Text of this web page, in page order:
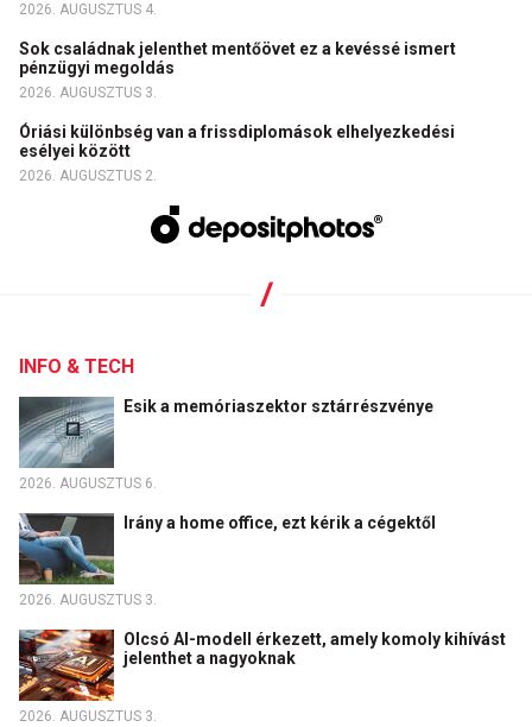
2026. AUGUSZTUS 4.
Sok családnak jelenthet mentőövet ez a kevéssé ismert
pénzügyi megoldás
2026. AUGUSZTUS 3.
Óriási különbség van a frissdiplomások elhelyezkedési
esélyei között
2026. AUGUSZTUS 2.
INFO & TECH
Esik a memóriaszektor sztárrészvénye
2026. AUGUSZTUS 6.
Irány a home office, ezt kérik a cégektől
2026. AUGUSZTUS 3.
Olcsó AI-modell érkezett, amely komoly kihívást
jelenthet a nagyoknak
2026. AUGUSZTUS 3.